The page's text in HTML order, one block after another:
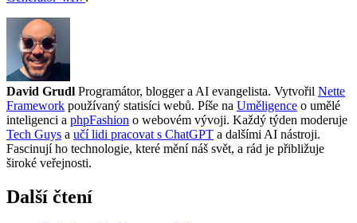
David Grudl Programátor, blogger a AI evangelista. Vytvořil Nette
Framework používaný statisíci webů. Píše na Uměligence o umělé
inteligenci a phpFashion o webovém vývoji. Každý týden moderuje
Tech Guys a učí lidi pracovat s ChatGPT a dalšími AI nástroji.
Fascinují ho technologie, které mění náš svět, a rád je přibližuje
široké veřejnosti.
Další čtení